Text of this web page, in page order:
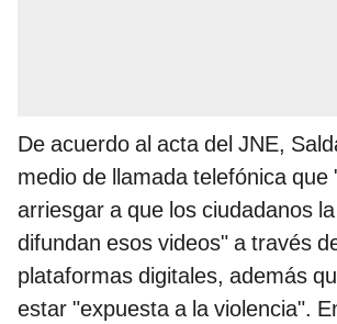
De acuerdo al acta del JNE,
medio de llamada telefónica que
arriesgar a que los ciudadanos
difundan esos videos" a través
plataformas digitales, además
estar "expuesta a la violencia".